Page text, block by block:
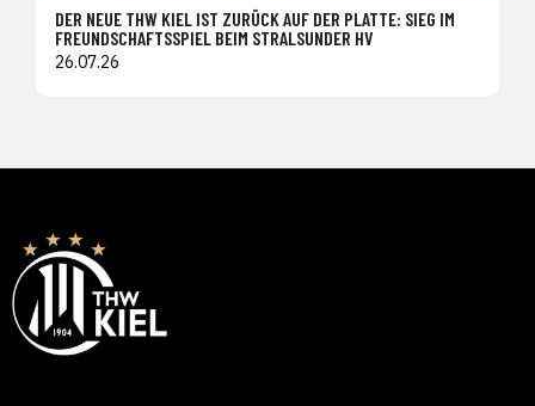
DER NEUE THW KIEL IST ZURÜCK AUF DER PLATTE: SIEG IM
FREUNDSCHAFTSSPIEL BEIM STRALSUNDER HV
26.07.26